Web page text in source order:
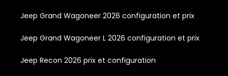
Jeep Grand Wagoneer 2026 configuration et prix
Jeep Grand Wagoneer L 2026 configuration et prix
Jeep Recon 2026 prix et configuration